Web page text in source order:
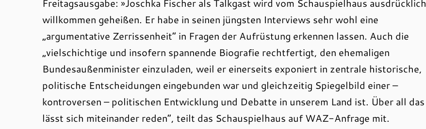
Freitagsausgabe: »Joschka Fischer als Talkgast wird vom Schauspielhaus ausdrücklich
willkommen geheißen. Er habe in seinen jüngsten Interviews sehr wohl eine
„argumentative Zerrissenheit“ in Fragen der Aufrüstung erkennen lassen. Auch die
„vielschichtige und insofern spannende Biografie rechtfertigt, den ehemaligen
Bundesaußenminister einzuladen, weil er einerseits exponiert in zentrale historische,
politische Entscheidungen eingebunden war und gleichzeitig Spiegelbild einer –
kontroversen – politischen Entwicklung und Debatte in unserem Land ist. Über all das
lässt sich miteinander reden“, teilt das Schauspielhaus auf WAZ-Anfrage mit.